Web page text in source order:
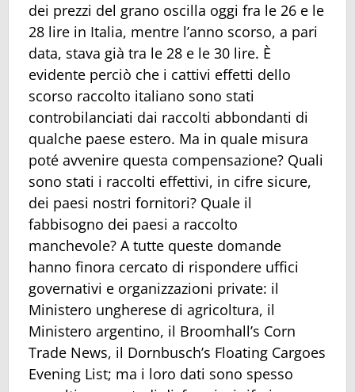
dei prezzi del grano oscilla oggi fra le 26 e le
28 lire in Italia, mentre l’anno scorso, a pari
data, stava già tra le 28 e le 30 lire. È
evidente perciò che i cattivi effetti dello
scorso raccolto italiano sono stati
controbilanciati dai raccolti abbondanti di
qualche paese estero. Ma in quale misura
poté avvenire questa compensazione? Quali
sono stati i raccolti effettivi, in cifre sicure,
dei paesi nostri fornitori? Quale il
fabbisogno dei paesi a raccolto
manchevole? A tutte queste domande
hanno finora cercato di rispondere uffici
governativi e organizzazioni private: il
Ministero ungherese di agricoltura, il
Ministero argentino, il Broomhall’s Corn
Trade News, il Dornbusch’s Floating Cargoes
Evening List; ma i loro dati sono spesso